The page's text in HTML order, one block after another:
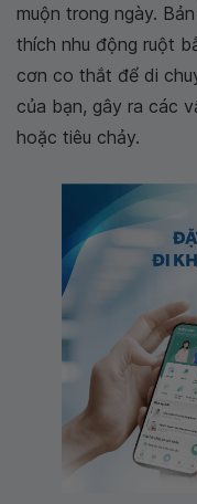
muộn trong ngày.
thích nhu động ruột
cơn co thắt để di
của bạn, gây ra các
hoặc tiêu chảy.